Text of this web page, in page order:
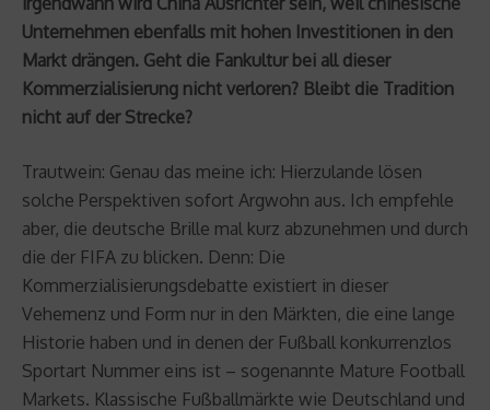
Unternehmen ebenfalls mit hohen Investitionen in den
Markt drängen. Geht die Fankultur bei all dieser
Kommerzialisierung nicht verloren? Bleibt die Tradition
nicht auf der Strecke?
Trautwein: Genau das meine ich: Hierzulande lösen
solche Perspektiven sofort Argwohn aus. Ich empfehle
aber, die deutsche Brille mal kurz abzunehmen und durch
die der FIFA zu blicken. Denn: Die
Kommerzialisierungsdebatte existiert in dieser
Vehemenz und Form nur in den Märkten, die eine lange
Historie haben und in denen der Fußball konkurrenzlos
Sportart Nummer eins ist – sogenannte Mature Football
Markets. Klassische Fußballmärkte wie Deutschland und